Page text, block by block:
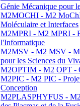
Génie Mécanique pour
M2MOCHI - M2
Moléculaire et Interfaces
M2MPRI - M2 MPRI -
l'Informatique
M2MSV - M2 MSV -
pour les Sciences du
M2OPTIM - M2 OPT -
M2PIC - M2 PIC -
Conception
M2PLASPHYFUS -